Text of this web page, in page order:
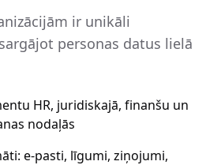
ir unikāli
personas datus lielā
HR, juridiskajā, finanšu un
nodaļās
e-pasti, līgumi, ziņojumi,